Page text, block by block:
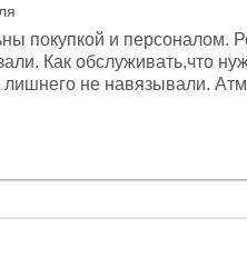
покупкой и персоналом.
Как обслуживать,что
лишнего не навязывали.
Дмитрию, за